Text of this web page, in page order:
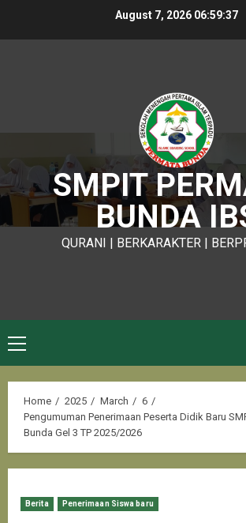
August 7, 2026 06:59:38
SMPIT
BUNDA
QURANI | BERKARAKTER |
Primary
Menu
Home 2025 March
6
Pengumuman Penerimaan Peserta Didik Baru
Bunda Gel 3 TP 2025/2026
Berita Penerimaan Siswa baru